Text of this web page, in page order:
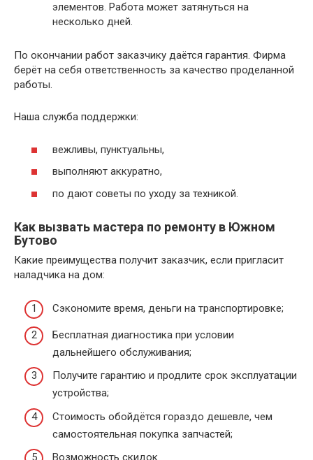
элементов. Работа может затянуться на
несколько дней.
По окончании работ заказчику даётся гарантия. Фирма
берёт на себя ответственность за качество проделанной
работы.
Наша служба поддержки:
вежливы, пунктуальны,
выполняют аккуратно,
по дают советы по уходу за техникой.
Как вызвать мастера по ремонту в Южном
Бутово
Какие преимущества получит заказчик, если пригласит
наладчика на дом:
Сэкономите время, деньги на транспортировке;
Бесплатная диагностика при условии
дальнейшего обслуживания;
Получите гарантию и продлите срок эксплуатации
устройства;
Стоимость обойдётся гораздо дешевле, чем
самостоятельная покупка запчастей;
Возможность скидок.